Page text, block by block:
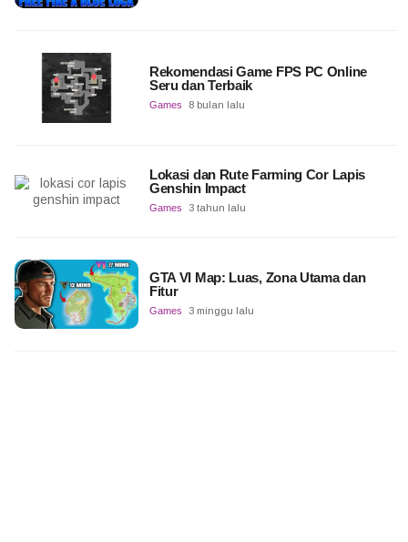
Rekomendasi Game FPS PC Online
Seru dan Terbaik
Games 8 bulan lalu
Lokasi dan Rute Farming Cor Lapis
Genshin Impact
Games 3 tahun lalu
GTA VI Map: Luas, Zona Utama dan
Fitur
Games 3 minggu lalu